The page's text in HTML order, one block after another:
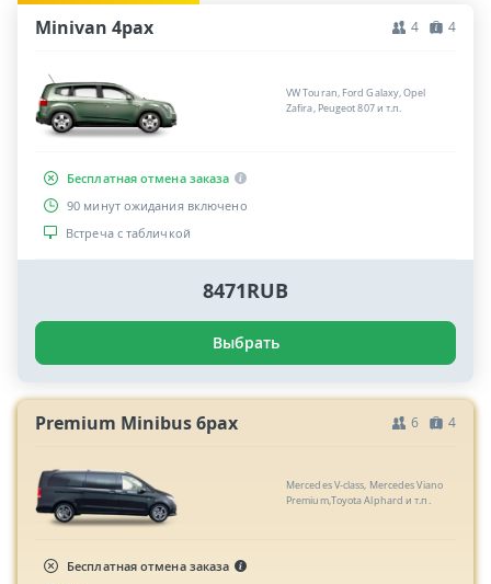
Minivan 4pax 4 4
VW Touran, Ford Galaxy, Opel
Zafira, Peugeot 807 и т.п.
Бесплатная отмена заказа
90 минут ожидания включено
Встреча с табличкой
8471RUB
Выбрать
Premium Minibus 6pax 6 4
Mercedes V-class, Mercedes Viano
Premium,Toyota Alphard и т.п.
Бесплатная отмена заказа